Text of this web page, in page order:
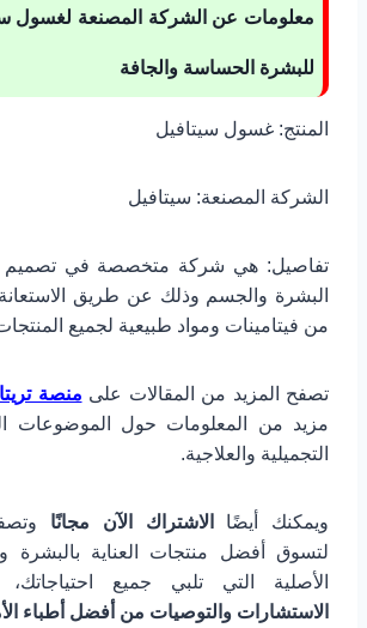
معلومات عن الشركة المصنعة لغسول
للبشرة الحساسة والجافة
المنتج: غسول سيتافيل
الشركة المصنعة: سيتافيل
تفاصيل: هي شركة متخصصة في تصميم
البشرة والجسم وذلك عن طريق
من فيتامينات ومواد طبيعية لجميع
تصفح المزيد من المقالات على منصة
مزيد من المعلومات حول الموضوعات
التجميلية والعلاجية.
ويمكنك أيضًا الاشتراك الآن مجانًا
لتسوق أفضل منتجات العناية بالبشرة
الأصلية التي تلبي جميع
الاستشارات والتوصيات من أفضل أطباء